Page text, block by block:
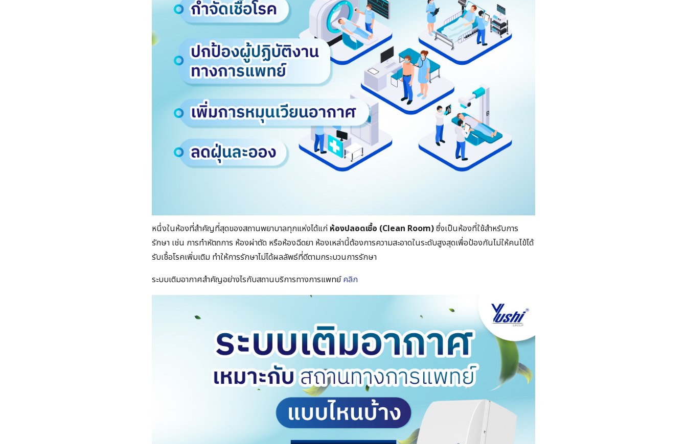
Search
for:
หนึ่งในห้องที่สำคัญที่สุดของสถานพยาบาลทุกแห่งได้แก่ ห้องปลอดเชื้อ (Clean​ Room)ซึ่งเป็นห้องที่ใช้สำหรับการ
รักษา เช่น​ การทำหัตถการ ห้องผ่าตัด หรือห้องฉีดยา ห้องเหล่านี้ต้องการความสะอาดในระดับสูงสุดเพื่อป้องกันไม่ให้คนไข้ได้
รับเชื้อโรคเพิ่มเติม ทำให้การรักษาไม่ได้ผลลัพธ์ที่ดีตามกระบวนการรักษา
ระบบเติมอากาศสำคัญอย่างไรกับสถานบริการทางการแพทย์คลิก